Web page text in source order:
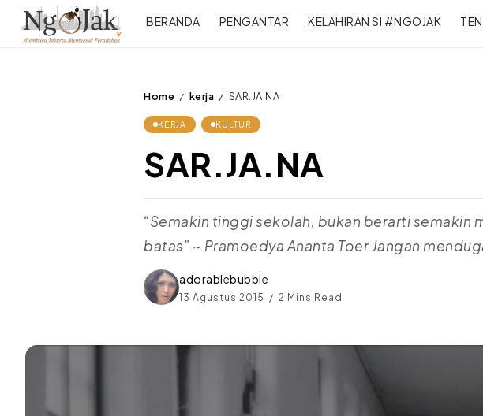
BERANDA PENGANTAR KELAHIRAN SI #NGOJAK
Home / kerja / SAR.JA.NA
KERJA KULTUR
SAR.JA.NA
“Semakin tinggi sekolah, bukan berarti semakin
batas” ~ Pramoedya Ananta Toer Jangan
adorablebubble
13 Agustus 2015 2 Mins Read